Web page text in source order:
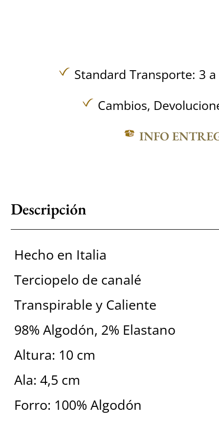
Standard Transporte: 3
Cambios,
INFO
Descripción
Hecho en Italia
Terciopelo de canalé
Transpirable y Caliente
98% Algodón, 2% Elastano
Altura: 10 cm
Ala: 4,5 cm
Forro: 100% Algodón